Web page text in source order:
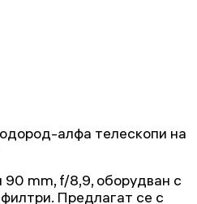
алфа телескопи на
90 mm, f/8,9, оборудван с
Предлагат се с